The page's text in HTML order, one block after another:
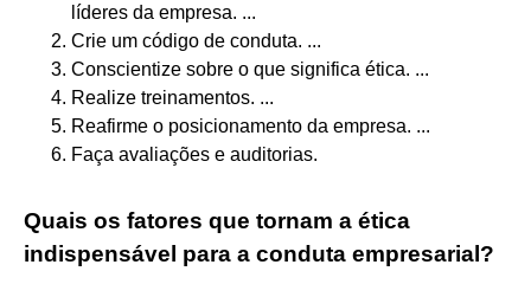
líderes da empresa. ...
Crie um código de conduta. ...
Conscientize sobre o que significa ética. ...
Realize treinamentos. ...
Reafirme o posicionamento da empresa. ...
Faça avaliações e auditorias.
Quais os fatores que tornam a ética
indispensável para a conduta empresarial?